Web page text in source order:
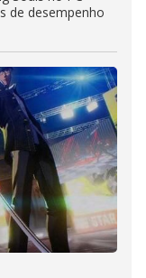
de desempenho